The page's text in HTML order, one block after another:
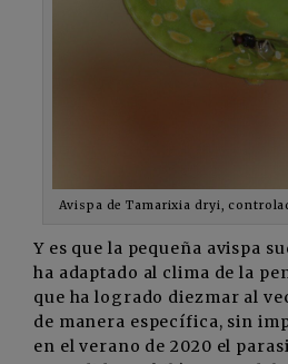
Avispa de Tamarixia dryi,
Y es que la pequeña avispa
ha adaptado al clima de la
que ha logrado diezmar al
de manera específica, sin
en el verano de 2020 el